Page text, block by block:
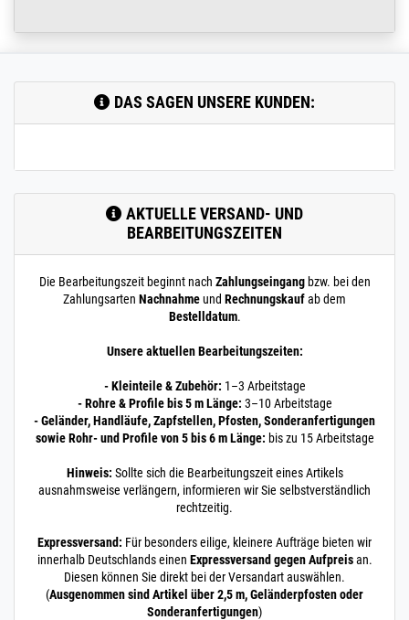
DAS SAGEN UNSERE KUNDEN:
AKTUELLE VERSAND- UND
BEARBEITUNGSZEITEN
Die Bearbeitungszeit beginnt nach Zahlungseingangbzw. bei den
Zahlungsarten Nachnahmeund Rechnungskaufab dem
Bestelldatum.
Unsere aktuellen Bearbeitungszeiten:
- Kleinteile & Zubehör: 1–3 Arbeitstage
- Rohre & Profile bis 5 m Länge: 3–10 Arbeitstage
- Geländer, Handläufe, Zapfstellen, Pfosten, Sonderanfertigungen
sowie Rohr- und Profile von 5 bis 6 m Länge: bis zu 15 Arbeitstage
Hinweis: Sollte sich die Bearbeitungszeit eines Artikels
ausnahmsweise verlängern, informieren wir Sie selbstverständlich
rechtzeitig.
Expressversand: Für besonders eilige, kleinere Aufträge bieten wir
innerhalb Deutschlands einen Expressversand gegen Aufpreisan.
Diesen können Sie direkt bei der Versandart auswählen.
(Ausgenommen sind Artikel über 2,5 m, Geländerpfosten oder
Sonderanfertigungen)